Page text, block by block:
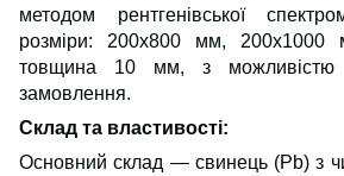
методом рентгенівської
розміри: 200x800 мм,
товщина 10 мм, з можливістю
замовлення.
Склад та властивості:
Основний склад — свинець (Pb) з